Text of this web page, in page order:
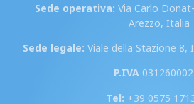
Sede operativa: Via Carlo
Arezzo, Italia
Sede legale: Viale della Stazione
P.IVA
Tel: +39 0575